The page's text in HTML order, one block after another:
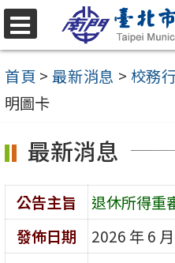
跳
至
主
要
容
選
單
首頁 > 最新消息 > 校務
明圖卡
最新消息
公告主旨
退休所得重
發佈日期
2026 年 6